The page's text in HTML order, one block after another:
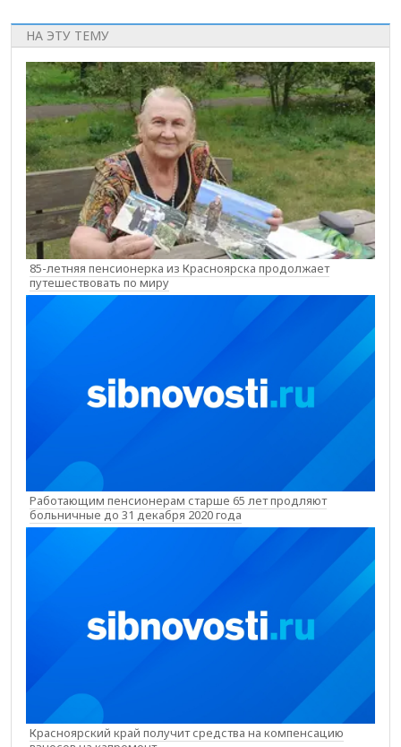
НА ЭТУ ТЕМУ
85-летняя пенсионерка из Красноярска продолжает
путешествовать по миру
Работающим пенсионерам старше 65 лет продляют
больничные до 31 декабря 2020 года
Красноярский край получит средства на компенсацию